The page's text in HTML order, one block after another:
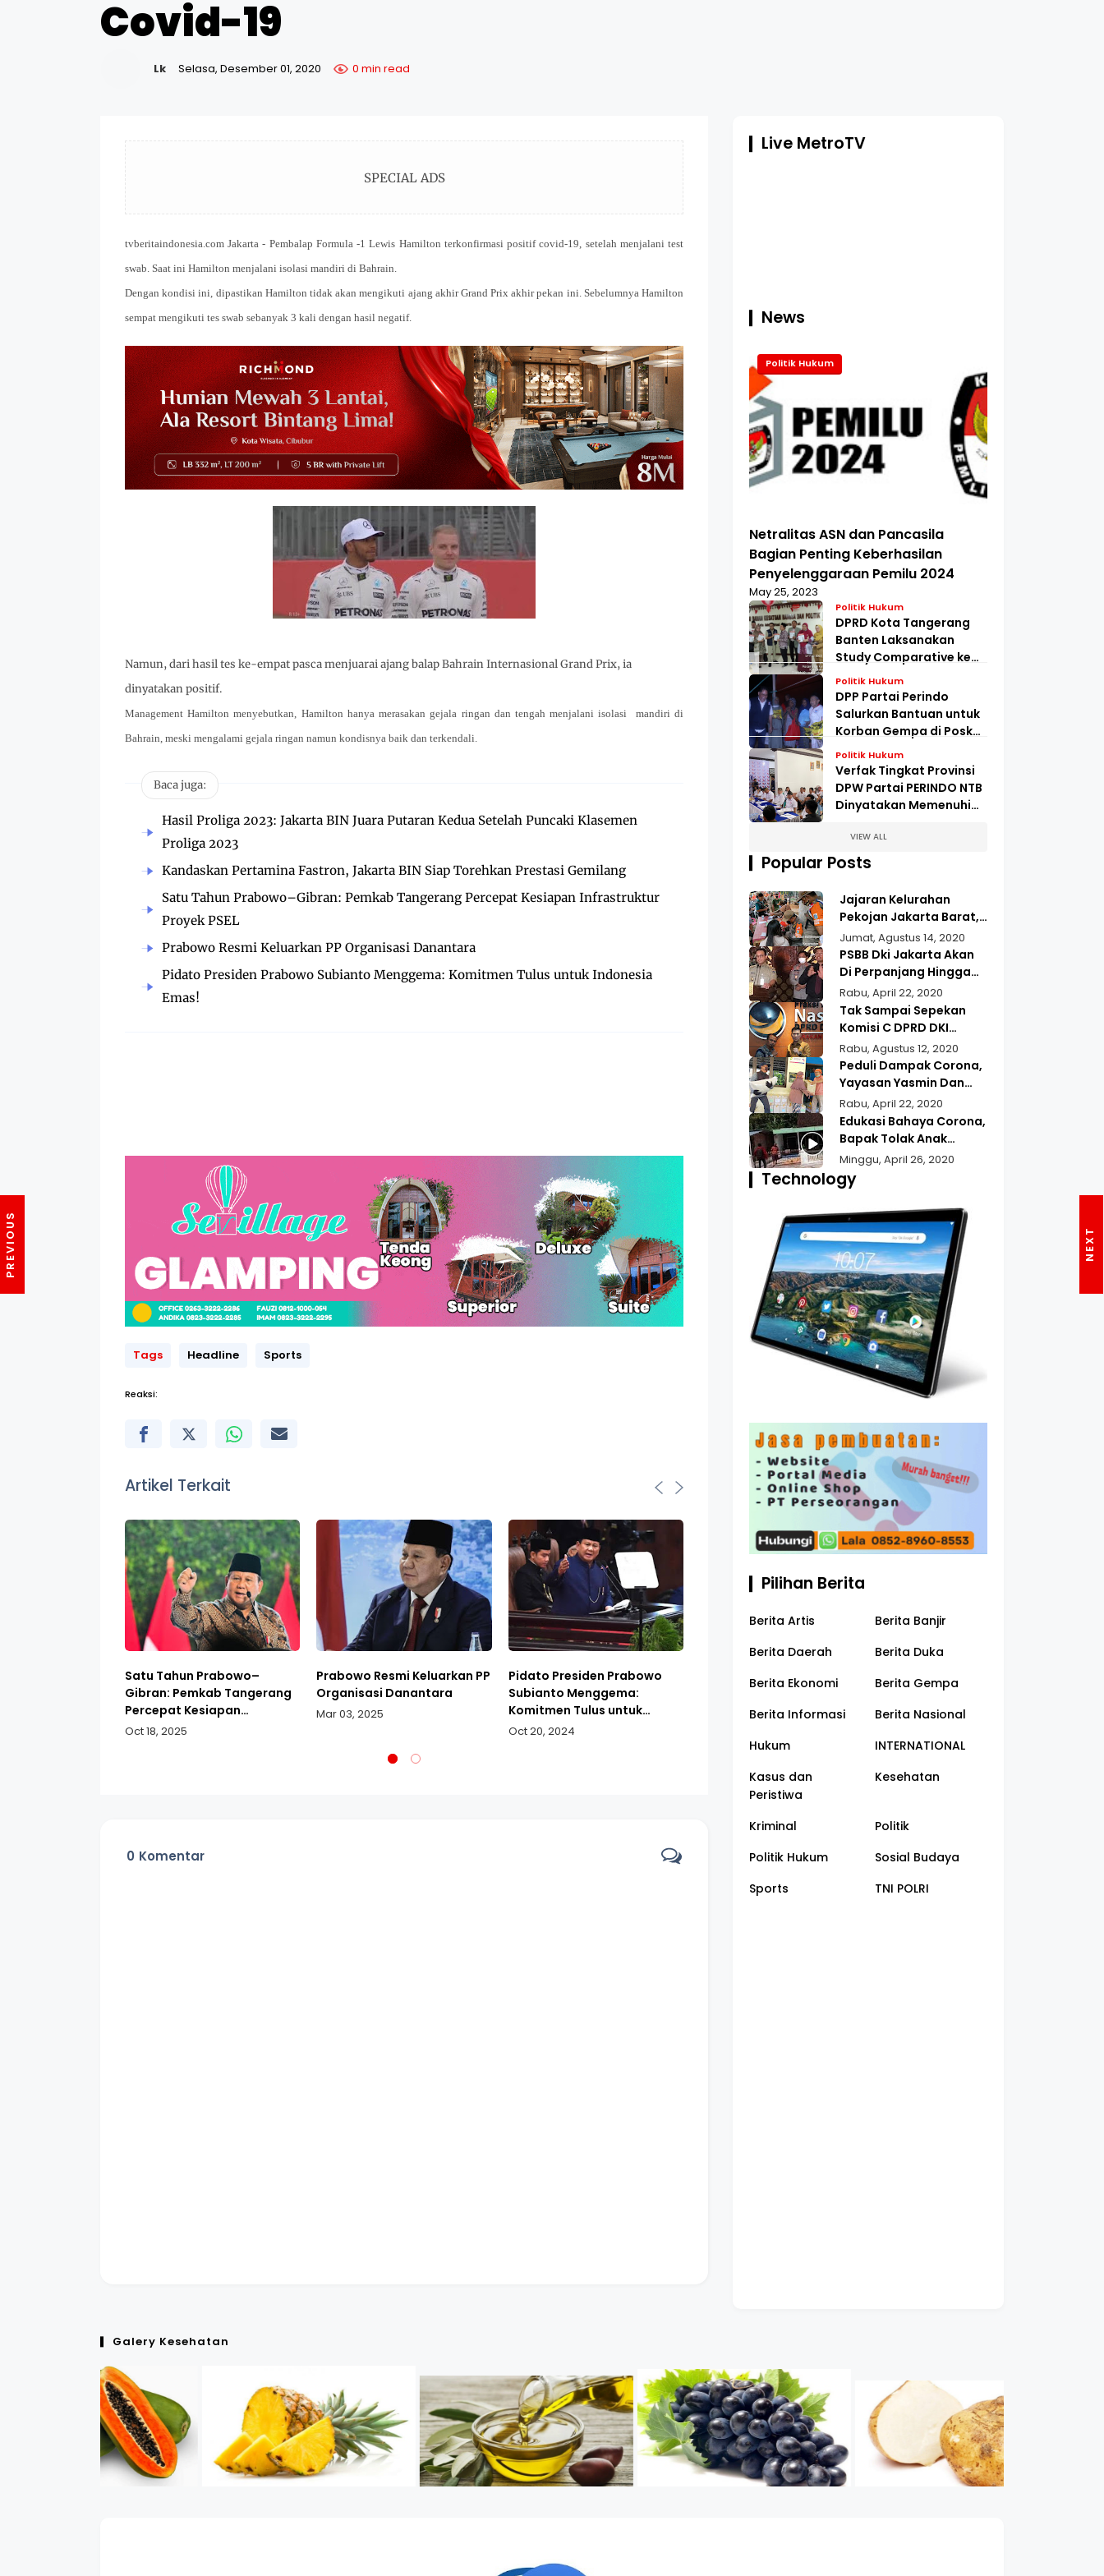
Covid-19
Lk Selasa, Desember 01, 2020 0 min read
SPECIAL ADS
tvberitaindonesia.com Jakarta - Pembalap Formula -1 Lewis Hamilton terkonfirmasi positif covid-19, setelah menjalani test
swab. Saat ini Hamilton menjalani isolasi mandiri di Bahrain.
Dengan kondisi ini, dipastikan Hamilton tidak akan mengikuti ajang akhir Grand Prix akhir pekan ini. Sebelumnya Hamilton
sempat mengikuti tes swab sebanyak 3 kali dengan hasil negatif.
Namun, dari hasil tes ke-empat pasca menjuarai ajang balap Bahrain Internasional Grand Prix, ia
dinyatakan positif.
Management Hamilton menyebutkan, Hamilton hanya merasakan gejala ringan dan tengah menjalani isolasi mandiri di
Bahrain, meski mengalami gejala ringan namun kondisnya baik dan terkendali.
Baca juga:
Hasil Proliga 2023: Jakarta BIN Juara Putaran Kedua Setelah Puncaki Klasemen
Proliga 2023
Kandaskan Pertamina Fastron, Jakarta BIN Siap Torehkan Prestasi Gemilang
Satu Tahun Prabowo–Gibran: Pemkab Tangerang Percepat Kesiapan Infrastruktur
Proyek PSEL
Prabowo Resmi Keluarkan PP Organisasi Danantara
Pidato Presiden Prabowo Subianto Menggema: Komitmen Tulus untuk Indonesia
Emas!
Tags Headline Sports
Reaksi:
Artikel Terkait
Satu Tahun Prabowo–
Gibran: Pemkab Tangerang
Percepat Kesiapan
Infrastruktur Proyek PSEL
Oct 18, 2025
Prabowo Resmi Keluarkan PP
Organisasi Danantara
Mar 03, 2025
Pidato Presiden Prabowo
Subianto Menggema:
Komitmen Tulus untuk
Indonesia Emas!
Oct 20, 2024
Era Pemerintahan Presiden
Sukses Selenggarakan HLF
MSP dan IAF ke-2, Indonesia
Kokohkan Peran Strategis di
0 Komentar
Live MetroTV
News
Politik Hukum
Netralitas ASN dan Pancasila
Bagian Penting Keberhasilan
Penyelenggaraan Pemilu 2024
May 25, 2023
Politik Hukum
DPRD Kota Tangerang
Banten Laksanakan
Study Comparative ke
Kesbangpol Jakarta
Barat
Politik Hukum
DPP Partai Perindo
Salurkan Bantuan untuk
Korban Gempa di Posko
Pengungsian Kampung
Kopeng
Politik Hukum
Verfak Tingkat Provinsi
DPW Partai PERINDO NTB
Dinyatakan Memenuhi
VIEW ALL
Popular Posts
Jajaran Kelurahan
Pekojan Jakarta Barat,
Gelar Operasi Tertib
Masker
Jumat, Agustus 14, 2020
PSBB Dki Jakarta Akan
Di Perpanjang Hingga
22 Mei 2020
Rabu, April 22, 2020
Tak Sampai Sepekan
Komisi C DPRD DKI
Jakarta Jupiter,
Realisasikan Aspirasi
Masyarakat Duri Kepa
Kebun Jeruk
Rabu, Agustus 12, 2020
Peduli Dampak Corona,
Yayasan Yasmin Dan
Gusdurian Berikan
Bansos Untuk Wilayah
Pekojan
Rabu, April 22, 2020
Edukasi Bahaya Corona,
Bapak Tolak Anak
Pulang Mudik
Minggu, April 26, 2020
Technology
Pilihan Berita
Berita Artis
Berita Banjir
Berita Daerah
Berita Duka
Berita Ekonomi
Berita Gempa
Berita Informasi
Berita Nasional
Hukum
INTERNATIONAL
Kasus dan
Peristiwa
Kesehatan
Kriminal
Politik
Politik Hukum
Sosial Budaya
Sports
TNI POLRI
Galery Kesehatan